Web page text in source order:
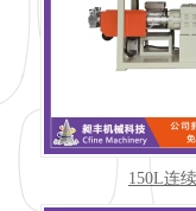
150L连